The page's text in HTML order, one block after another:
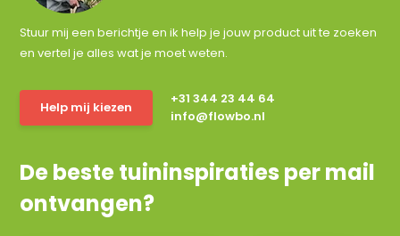
Stuur mij een berichtje en ik help je jouw product uit te zoeken
en vertel je alles wat je moet weten.
Help mij kiezen
+31 344 23 44 64
info@flowbo.nl
De beste tuininspiraties per mail
ontvangen?